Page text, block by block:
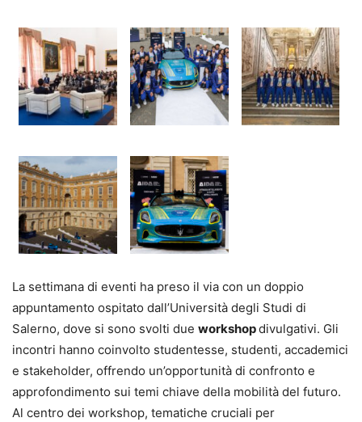
La settimana di eventi ha preso il via con un doppio
appuntamento ospitato dall’Università degli Studi di
Salerno, dove si sono svolti due workshopdivulgativi. Gli
incontri hanno coinvolto studentesse, studenti, accademici
e stakeholder, offrendo un’opportunità di confronto e
approfondimento sui temi chiave della mobilità del futuro.
Al centro dei workshop, tematiche cruciali per